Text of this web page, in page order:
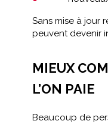
Sans mise à jour
peuvent devenir
MIEUX
L’ON PAIE
Beaucoup de